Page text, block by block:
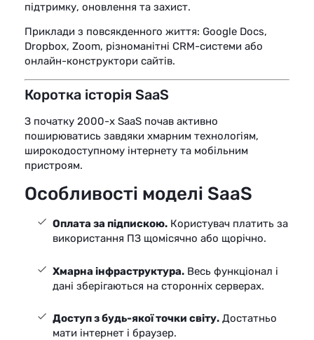
підтримку, оновлення та захист.
Приклади з повсякденного життя: Google Docs,
Dropbox, Zoom, різноманітні CRM-системи або
онлайн-конструктори сайтів.
Коротка історія SaaS
З початку 2000-х SaaS почав активно
поширюватись завдяки хмарним технологіям,
широкодоступному інтернету та мобільним
пристроям.
Особливості моделі SaaS
Оплата за підпискою. Користувач платить за
використання ПЗ щомісячно або щорічно.
Хмарна інфраструктура. Весь функціонал і
дані зберігаються на сторонніх серверах.
Доступ з будь-якої точки світу. Достатньо
мати інтернет і браузер.